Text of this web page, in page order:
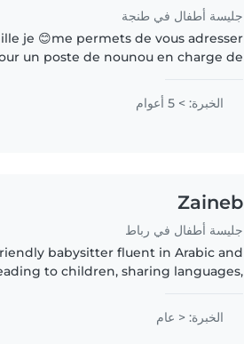
جليسة أطفال في طنجة
je 😊me permets de vous adresser
un poste de nounou en charge de
sérieuse. Le contact..
الخبرة: > 5 أعوام
Zaineb
جليسة أطفال في رباط
babysitter fluent in Arabic and
to children, sharing languages,
الخبرة: < عام